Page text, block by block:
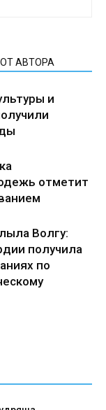
АВТОРА
и
отметит
Волгу:
получила
по